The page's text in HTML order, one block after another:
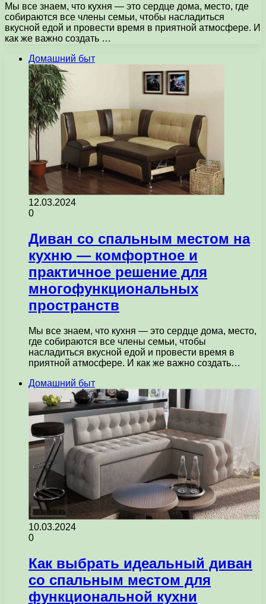
Мы все знаем, что кухня — это сердце дома, место, где
собираются все члены семьи, чтобы насладиться
вкусной едой и провести время в приятной атмосфере. И
как же важно создать …
Домашний быт
12.03.2024
0
Диван со спальным местом на
кухню — комфортное и
практичное решение для
многофункциональных
пространств
Мы все знаем, что кухня — это сердце дома, место,
где собираются все члены семьи, чтобы
насладиться вкусной едой и провести время в
приятной атмосфере. И как же важно создать…
Домашний быт
10.03.2024
0
Как выбрать идеальный диван
со спальным местом для
функциональной кухни